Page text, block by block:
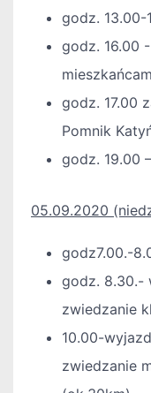
godz. 13.00-
godz. 16.00
godz. 17.00
Pomnik
godz. 19.00
05.09.2020
godz7.00.-
godz. 8.30.-
zwiedzanie
10.00-
zwiedzanie